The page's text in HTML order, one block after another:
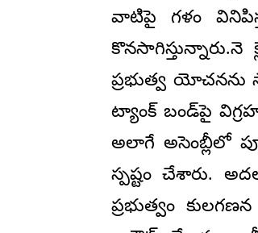
వాటిపై గళం
ప్రభుత్వ యోచనను
ట్యాంక్ బండ్‌పై
అలాగే అసెంబ్లీలో
స్పష్టం చేశారు.
ప్రభుత్వం